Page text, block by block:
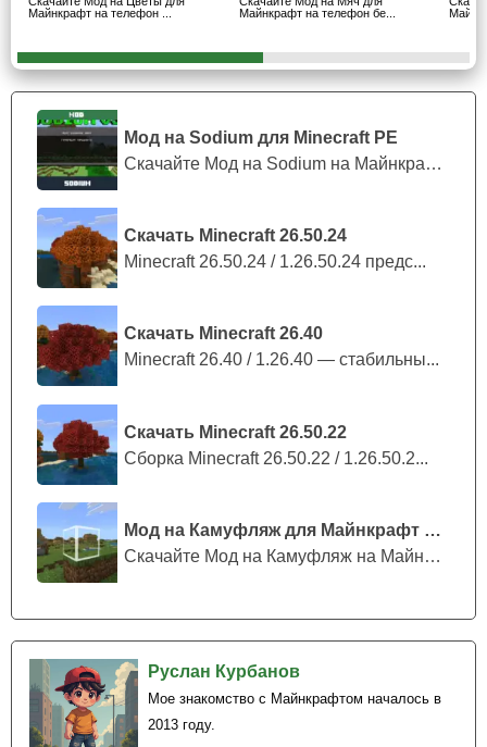
Мод на Sodium для Minecraft PE
Скачайте Мод на Sodium на Майнкрафт П...
Скачать Minecraft 26.50.24
Minecraft 26.50.24 / 1.26.50.24 предс...
Скачать Minecraft 26.40
Minecraft 26.40 / 1.26.40 — стабильны...
Скачать Minecraft 26.50.22
Сборка Minecraft 26.50.22 / 1.26.50.2...
Мод на Камуфляж для Майнкрафт ПЕ
Скачайте Мод на Камуфляж на Майнкрафт...
Руслан Курбанов
Мое знакомство с Майнкрафтом началось в
2013 году.
использовании базовых функций.
Для полноценной работы с данной модификацией
необходимо использовать режим эксперимента.
Детальки
Когда герою в Майнкрафт ПЕ дается коробка, ее следует
поместить на верстак. Таким образом, материалы из
Крафтерам следует поместить материалы в камнерез.
Если игрок использует красный элемент в определенном
частичек.
Получив набор блоков из мода на кубик для Minecraft PE,
пользователи смогут взяться за создание удивительных
шедевров.
Использование зависит исключительно от воображения.
Майнкрафт на телефон ...
Майнкрафт на телефон бе...